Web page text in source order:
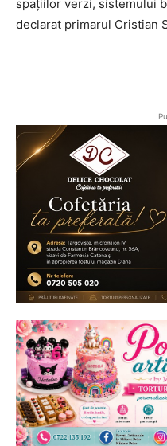
spațiilor verzi, sistemului
declarat primarul Cristian